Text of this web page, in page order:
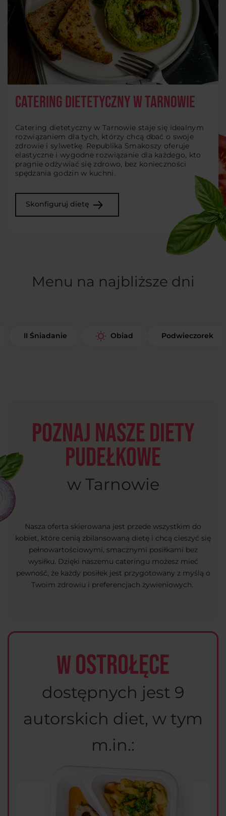
Catering dietetyczny w Tarnowie
Catering dietetyczny w Tarnowie staje się idealnym
rozwiązaniem dla tych, którzy chcą dbać o swoje
zdrowie i sylwetkę. Republika Smakoszy oferuje
elastyczne i wygodne rozwiązanie dla każdego, kto
pragnie odżywiać się zdrowo, bez konieczności
spędzania godzin w kuchni.
Skonfiguruj dietę
Menu na najbliższe dni
II Śniadanie Obiad Podwieczorek
Poznaj nasze diety
pudełkowe
w Tarnowie
Nasza oferta skierowana jest przede wszystkim do
kobiet, które cenią zbilansowaną dietę i chcą cieszyć się
pełnowartościowymi, smacznymi posiłkami bez
wysiłku. Dzięki naszemu cateringu możesz mieć
pewność, że każdy posiłek jest przygotowany z myślą o
Twoim zdrowiu i preferencjach żywieniowych.
WOstrołęce
dostępnych jest 9
autorskich diet, w tym
m.in.: